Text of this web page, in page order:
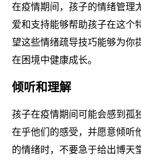
在疫情期间，孩子的情绪管理
爱和支持能够帮助孩子在这个
望这些情绪疏导技巧能够为你
在困境中健康成长。
倾听和理解
孩子在疫情期间可能会感到孤
在乎他们的感受，并愿意倾听
的情绪时，不要急于给出博天